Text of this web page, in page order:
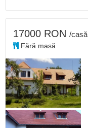
17000 RON /casă
Fără masă